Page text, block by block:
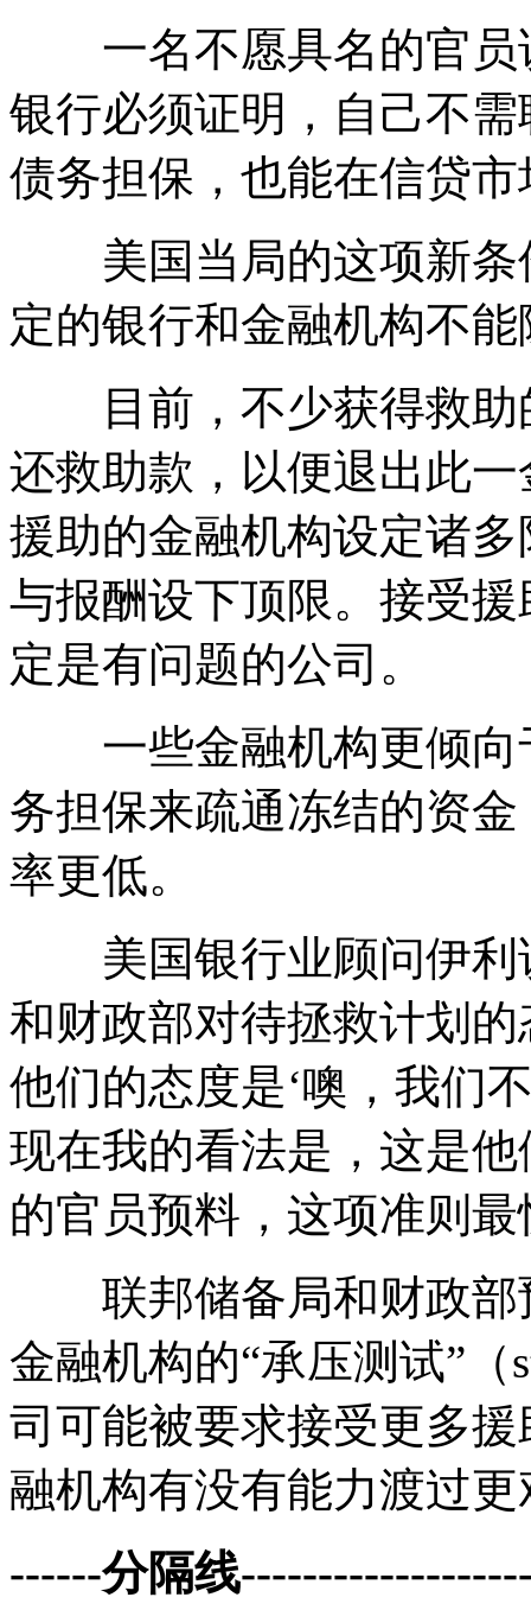
一名不愿具名的官员
银行必须证明，自己不
债务担保，也能在信贷
美国当局的这项新条
定的银行和金融机构不
目前，不少获得救助
还救助款，以便退出此
援助的金融机构设定诸
与报酬设下顶限。接受
定是有问题的公司。
一些金融机构更倾向
务担保来疏通冻结的资
率更低。
美国银行业顾问伊利
和财政部对待拯救计划
他们的态度是‘噢，我们
现在我的看法是，这是
的官员预料，这项准则
联邦储备局和财政部
金融机构的“承压测试”（
司可能被要求接受更多
融机构有没有能力渡过
------分隔线